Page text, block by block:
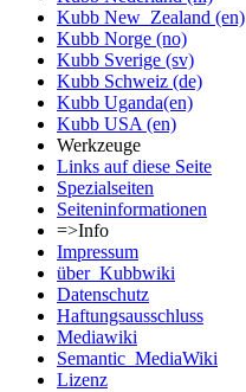
Kubb New_Zealand (en)
Kubb Norge (no)
Kubb Sverige (sv)
Kubb Schweiz (de)
Kubb Uganda(en)
Kubb USA (en)
Werkzeuge
Links auf diese Seite
Spezialseiten
Seiten­informationen
=>Info
Impressum
über_Kubbwiki
Datenschutz
Haftungsausschluss
Mediawiki
Semantic_MediaWiki
Lizenz